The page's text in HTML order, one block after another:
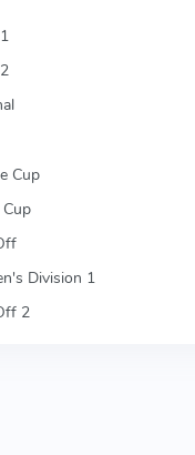
Cup
Division 1
2